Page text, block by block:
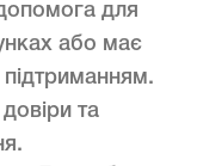
для
або має
та